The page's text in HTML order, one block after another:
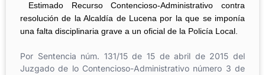
Estimado Recurso Contencioso-Administrativo contra
resolución de la Alcaldía de Lucena por la que se imponía
una falta disciplinaria grave a un oficial de la Policía Local.
Por Sentencia núm. 131/15 de 15 de abril de 2015 del
Juzgado de lo Contencioso-Administrativo número 3 de